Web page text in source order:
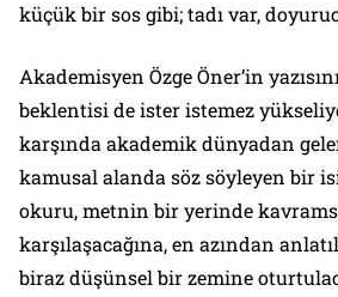
küçük bir sos gibi; tadı var,
Akademisyen Özge Öner’in
beklentisi de ister istemez
karşında akademik dünyadan
kamusal alanda söz söyleyen bir
okuru, metnin bir yerinde
karşılaşacağına, en azından
biraz düşünsel bir zemine